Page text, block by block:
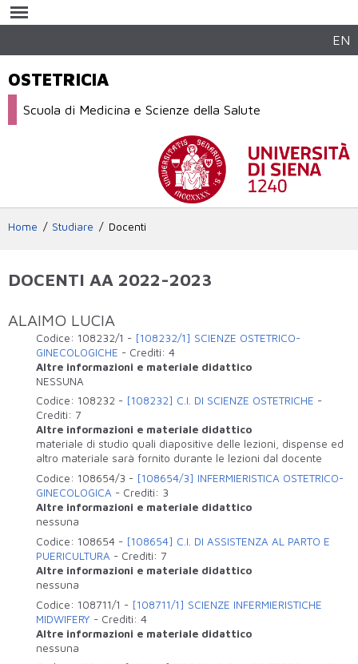
contenuto
EN
OSTETRICIA
Scuola di Medicina e Scienze della Salute
Home Studiare Docenti
DOCENTI AA 2022-2023
ALAIMO LUCIA
Codice: 108232/1 - [108232/1] SCIENZE OSTETRICO-
GINECOLOGICHE - Crediti:4
Altre informazioni e materiale didattico
NESSUNA
Codice: 108232 - [108232] C.I. DI SCIENZE OSTETRICHE -
Crediti: 7
Altre informazioni e materiale didattico
materiale di studio quali diapositive delle lezioni, dispense ed
altro materiale sarà fornito durante le lezioni dal docente
Codice: 108654/3 - [108654/3] INFERMIERISTICA OSTETRICO-
GINECOLOGICA - Crediti: 3
Altre informazioni e materiale didattico
nessuna
Codice: 108654 - [108654] C.I. DI ASSISTENZA AL PARTO E
PUERICULTURA - Crediti: 7
Altre informazioni e materiale didattico
nessuna
Codice: 108711/1 - [108711/1] SCIENZE INFERMIERISTICHE
MIDWIFERY - Crediti:4
Altre informazioni e materiale didattico
nessuna